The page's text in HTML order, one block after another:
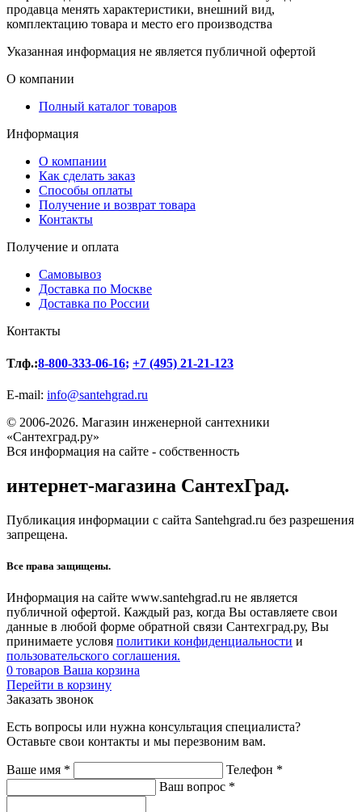
продавца менять характеристики, внешний вид,
комплектацию товара и место его производства
Указанная информация не является публичной офертой
О компании
Полный каталог товаров
Информация
О компании
Как сделать заказ
Способы оплаты
Получение и возврат товара
Контакты
Получение и оплата
Самовывоз
Доставка по Москве
Доставка по России
Контакты
Тлф.:8-800-333-06-16; +7 (495) 21-21-123
E-mail: info@santehgrad.ru
© 2006-2026. Магазин инженерной сантехники
«Сантехград.ру»
Вся информация на сайте - собственность
интернет-магазина СантехГрад.
Публикация информации с сайта Santehgrad.ru без разрешения
запрещена.
Все права защищены.
Информация на сайте www.santehgrad.ru не является
публичной офертой. Каждый раз, когда Вы оставляете свои
данные в любой форме обратной связи Сантехград.ру, Вы
принимаете условя политики конфиденциальности и
пользовательского соглашения.
0 товаров Ваша корзина
Перейти в корзину
Заказать звонок
Есть вопросы или нужна консультация специалиста?
Оставьте свои контакты и мы перезвоним вам.
Ваше имя * Телефон *
Ваш вопрос *